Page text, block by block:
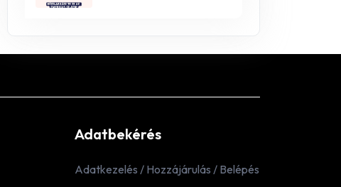
Adatbekérés
Adatkezelés / Hozzájárulás / Belépés